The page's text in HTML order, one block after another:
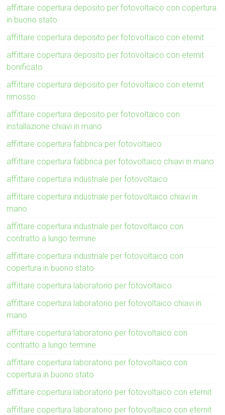
affittare copertura deposito per fotovoltaico con copertura
in buono stato
affittare copertura deposito per fotovoltaico con eternit
affittare copertura deposito per fotovoltaico con eternit
bonificato
affittare copertura deposito per fotovoltaico con eternit
rimosso
affittare copertura deposito per fotovoltaico con
installazione chiavi in mano
affittare copertura fabbrica per fotovoltaico
affittare copertura fabbrica per fotovoltaico chiavi in mano
affittare copertura industriale per fotovoltaico
affittare copertura industriale per fotovoltaico chiavi in
mano
affittare copertura industriale per fotovoltaico con
contratto a lungo termine
affittare copertura industriale per fotovoltaico con
copertura in buono stato
affittare copertura laboratorio per fotovoltaico
affittare copertura laboratorio per fotovoltaico chiavi in
mano
affittare copertura laboratorio per fotovoltaico con
contratto a lungo termine
affittare copertura laboratorio per fotovoltaico con
copertura in buono stato
affittare copertura laboratorio per fotovoltaico con eternit
affittare copertura laboratorio per fotovoltaico con eternit